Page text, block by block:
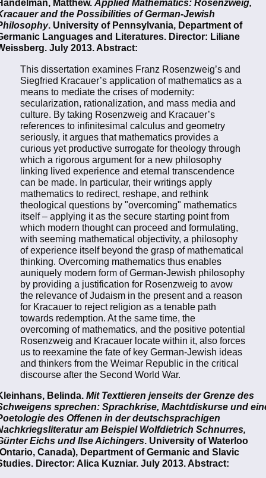
Matthew. Applied Mathematics: Rosenzweig,
and the Possibilities of German-Jewish
. University of Pennsylvania, Department of
Languages and Literatures. Director: Liliane
July 2013. Abstract:
This dissertation examines Franz Rosenzweig’s and
Siegfried Kracauer’s application of mathematics as a
means to mediate the crises of modernity:
secularization, rationalization, and mass media and
culture. By taking Rosenzweig and Kracauer’s
references to infinitesimal calculus and geometry
seriously, it argues that mathematics provides a
curious yet productive surrogate for theology through
which a rigorous argument for a new philosophy
linking lived experience and eternal transcendence
can be made. In particular, their writings apply
mathematics to redirect, reshape, and rethink
theological questions by "overcoming" mathematics
itself – applying it as the secure starting point from
which modern thought can proceed and formulating,
with seeming mathematical objectivity, a philosophy
of experience itself beyond the grasp of mathematical
thinking. Overcoming mathematics thus enables
auniquely modern form of German-Jewish philosophy
by providing a justification for Rosenzweig to avow
the relevance of Judaism in the present and a reason
for Kracauer to reject religion as a tenable path
towards redemption. At the same time, the
overcoming of mathematics, and the positive potential
Rosenzweig and Kracauer locate within it, also forces
us to reexamine the fate of key German-Jewish ideas
and thinkers from the Weimar Republic in the critical
discourse after the Second World War.
Belinda. Mit Texttieren jenseits der Grenze des
sprechen: Sprachkrise, Machtdiskurse und
des Offenen in der deutschsprachigen
am Beispiel Wolfdietrich Schnurres,
Eichs und Ilse Aichingers. University of Waterloo
Canada), Department of Germanic and Slavic
Director: Alica Kuzniar. July 2013. Abstract: